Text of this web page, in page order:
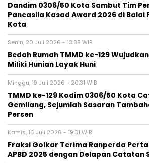
Dandim 0306/50 Kota Sambut Tim
Pancasila Kasad Award 2026 di Balai
Kota
Senin, 20 Juli 2026 - 13:38 WIB
Bedah Rumah TMMD ke-129
Miliki Hunian Layak Huni
Minggu, 19 Juli 2026 - 20:31 WIB
TMMD ke-129 Kodim 0306/50 Kota
Gemilang, Sejumlah Sasaran
Persen
Kamis, 16 Juli 2026 - 19:31 WIB
Fraksi Golkar Terima Ranperda
APBD 2025 dengan Delapan Catatan